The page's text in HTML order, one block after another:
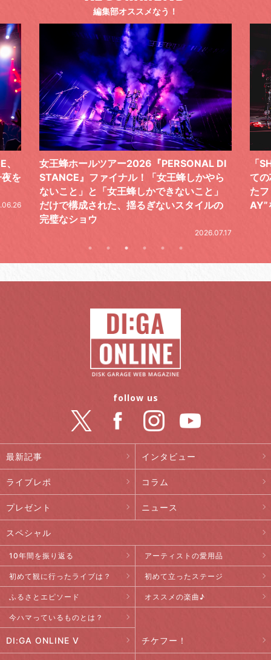
編集部オススメなう！
ら
の
「SHISHAMOでした!!!」ロックバンドとし
ての芯を貫き通し、笑顔と感謝で泳ぎ切っ
たファイナルライブ、DAY2“GOODBYE D
AY”をレポート
気
レ
最新記事 インタビュー
ライブレポ コラム
プレゼント ニュース
スペシャル
10年間を振り返る アーティストの愛用品
初めて観に行ったライブは？ 初めて立ったステージ
ふるさとエピソード オススメの楽曲♪
今ハマっているものとは？
DI:GA ONLINE V チケフー！
follow us